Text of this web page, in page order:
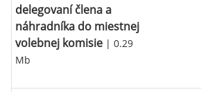
delegovaní člena a
náhradníka do miestnej
volebnej komisie | 0.29
Mb